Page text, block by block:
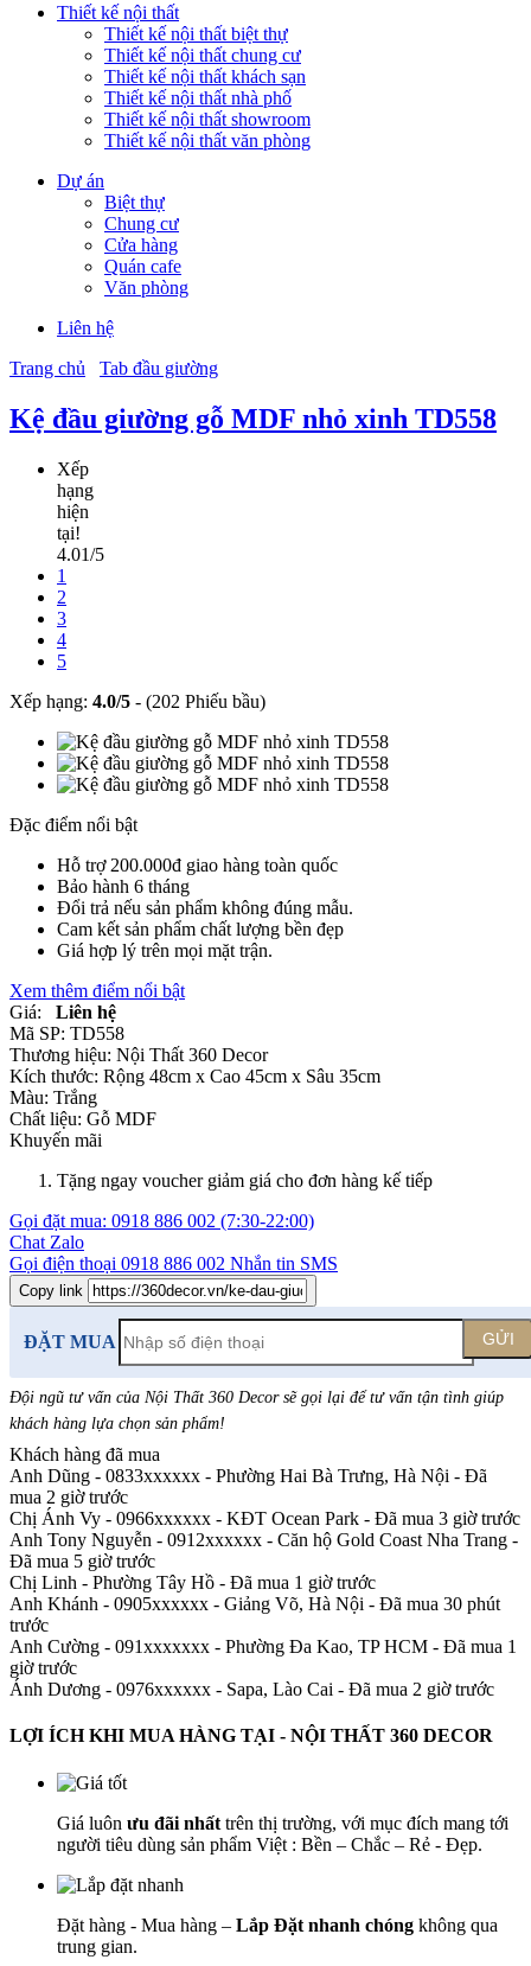
Thiết kế nội thất
Thiết kế nội thất biệt thự
Thiết kế nội thất chung cư
Thiết kế nội thất khách sạn
Thiết kế nội thất nhà phố
Thiết kế nội thất showroom
Thiết kế nội thất văn phòng
Dự án
Biệt thự
Chung cư
Cửa hàng
Quán cafe
Văn phòng
Liên hệ
Trang chủ
Tab đầu giường
Kệ đầu giường gỗ MDF nhỏ xinh TD558
Xếp
hạng
hiện
tại!
4.01/5
1
2
3
4
5
Xếp hạng: 4.0/5 - (202 Phiếu bầu)
Đặc điểm nổi bật
Hỗ trợ 200.000đ giao hàng toàn quốc
Bảo hành 6 tháng
Đổi trả nếu sản phẩm không đúng mẫu.
Cam kết sản phẩm chất lượng bền đẹp
Giá hợp lý trên mọi mặt trận.
Xem thêm điểm nổi bật
Giá:
Liên hệ
Mã SP: TD558
Thương hiệu: Nội Thất 360 Decor
Kích thước: Rộng 48cm x Cao 45cm x Sâu 35cm
Màu: Trắng
Chất liệu: Gỗ MDF
Khuyến mãi
Tặng ngay voucher giảm giá cho đơn hàng kế tiếp
Gọi đặt mua: 0918 886 002 (7:30-22:00)
Chat Zalo
Gọi điện thoại 0918 886 002 Nhắn tin SMS
Copy link
ĐẶT MUA GỬI
Đội ngũ tư vấn của Nội Thất 360 Decor sẽ gọi lại để tư vấn tận tình giúp
khách hàng lựa chọn sản phẩm!
Khách hàng đã mua
Anh Dũng - 0833xxxxxx - Phường Hai Bà Trưng, Hà Nội - Đã
mua 2 giờ trước
Chị Ánh Vy - 0966xxxxxx - KĐT Ocean Park - Đã mua 3 giờ trước
Anh Tony Nguyễn - 0912xxxxxx - Căn hộ Gold Coast Nha Trang -
Đã mua 5 giờ trước
Chị Linh - Phường Tây Hồ - Đã mua 1 giờ trước
Anh Khánh - 0905xxxxxx - Giảng Võ, Hà Nội - Đã mua 30 phút
trước
Anh Cường - 091xxxxxxx - Phường Đa Kao, TP HCM - Đã mua 1
giờ trước
Ánh Dương - 0976xxxxxx - Sapa, Lào Cai - Đã mua 2 giờ trước
LỢI ÍCH KHI MUA HÀNG TẠI - NỘI THẤT 360 DECOR
Giá luôn ưu đãi nhất trên thị trường, với mục đích mang tới
người tiêu dùng sản phẩm Việt : Bền – Chắc – Rẻ - Đẹp.
Đặt hàng - Mua hàng – Lắp Đặt nhanh chóng không qua
trung gian.